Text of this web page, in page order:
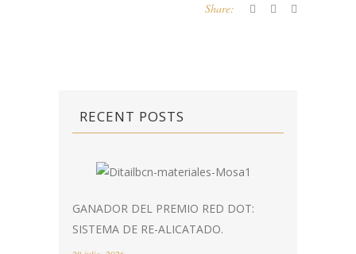
Share:
RECENT POSTS
GANADOR DEL PREMIO RED DOT:
SISTEMA DE RE-ALICATADO.